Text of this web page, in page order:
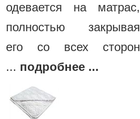
одевается на матрас,
полностью закрывая
его со всех сторон
... подробнее ...